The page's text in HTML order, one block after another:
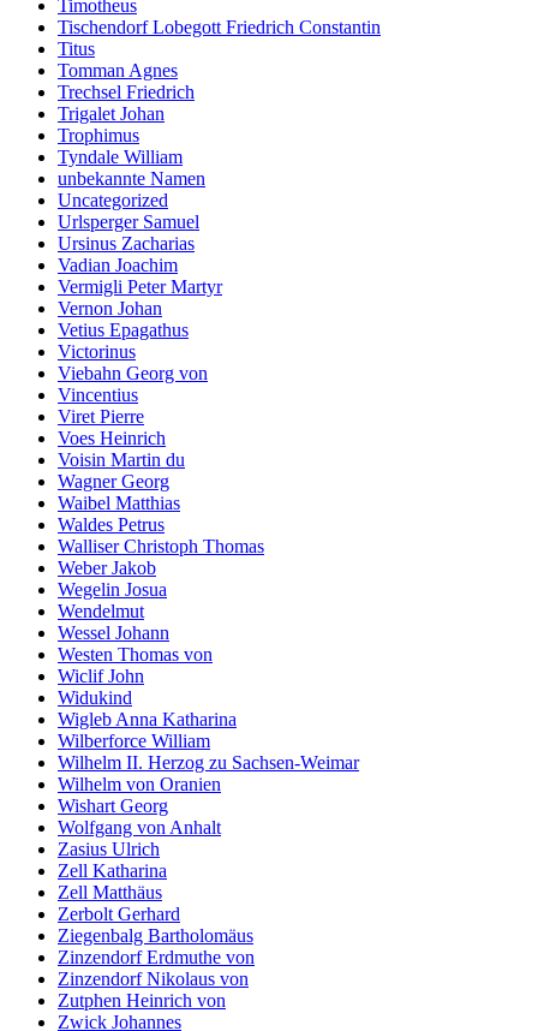
Timotheus
Tischendorf Lobegott Friedrich Constantin
Titus
Tomman Agnes
Trechsel Friedrich
Trigalet Johan
Trophimus
Tyndale William
unbekannte Namen
Uncategorized
Urlsperger Samuel
Ursinus Zacharias
Vadian Joachim
Vermigli Peter Martyr
Vernon Johan
Vetius Epagathus
Victorinus
Viebahn Georg von
Vincentius
Viret Pierre
Voes Heinrich
Voisin Martin du
Wagner Georg
Waibel Matthias
Waldes Petrus
Walliser Christoph Thomas
Weber Jakob
Wegelin Josua
Wendelmut
Wessel Johann
Westen Thomas von
Wiclif John
Widukind
Wigleb Anna Katharina
Wilberforce William
Wilhelm II. Herzog zu Sachsen-Weimar
Wilhelm von Oranien
Wishart Georg
Wolfgang von Anhalt
Zasius Ulrich
Zell Katharina
Zell Matthäus
Zerbolt Gerhard
Ziegenbalg Bartholomäus
Zinzendorf Erdmuthe von
Zinzendorf Nikolaus von
Zutphen Heinrich von
Zwick Johannes